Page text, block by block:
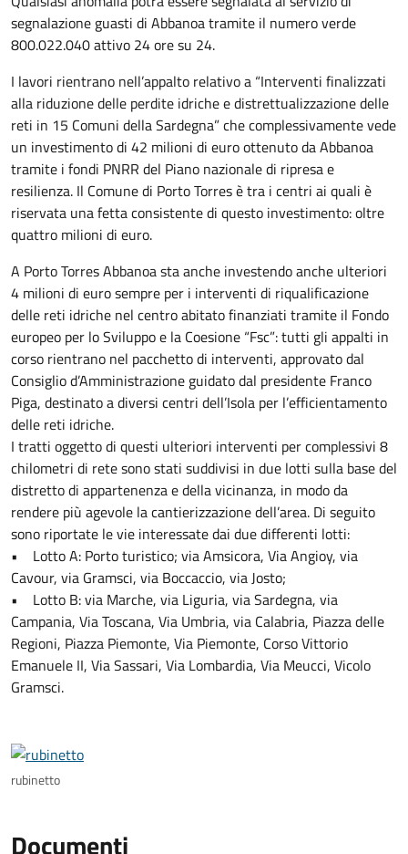
segnalazione guasti di Abbanoa tramite il numero verde
800.022.040 attivo 24 ore su 24.
I lavori rientrano nell’appalto relativo a “Interventi finalizzati
alla riduzione delle perdite idriche e distrettualizzazione delle
reti in 15 Comuni della Sardegna” che complessivamente vede
un investimento di 42 milioni di euro ottenuto da Abbanoa
tramite i fondi PNRR del Piano nazionale di ripresa e
resilienza. Il Comune di Porto Torres è tra i centri ai quali è
riservata una fetta consistente di questo investimento: oltre
quattro milioni di euro.
A Porto Torres Abbanoa sta anche investendo anche ulteriori
4 milioni di euro sempre per i interventi di riqualificazione
delle reti idriche nel centro abitato finanziati tramite il Fondo
europeo per lo Sviluppo e la Coesione “Fsc”: tutti gli appalti in
corso rientrano nel pacchetto di interventi, approvato dal
Consiglio d’Amministrazione guidato dal presidente Franco
Piga, destinato a diversi centri dell’Isola per l’efficientamento
delle reti idriche.
I tratti oggetto di questi ulteriori interventi per complessivi 8
chilometri di rete sono stati suddivisi in due lotti sulla base del
distretto di appartenenza e della vicinanza, in modo da
rendere più agevole la cantierizzazione dell’area. Di seguito
sono riportate le vie interessate dai due differenti lotti:
• Lotto A: Porto turistico; via Amsicora, Via Angioy, via
Cavour, via Gramsci, via Boccaccio, via Josto;
• Lotto B: via Marche, via Liguria, via Sardegna, via
Campania, Via Toscana, Via Umbria, via Calabria, Piazza delle
Regioni, Piazza Piemonte, Via Piemonte, Corso Vittorio
Emanuele II, Via Sassari, Via Lombardia, Via Meucci, Vicolo
Gramsci.
rubinetto
Documenti